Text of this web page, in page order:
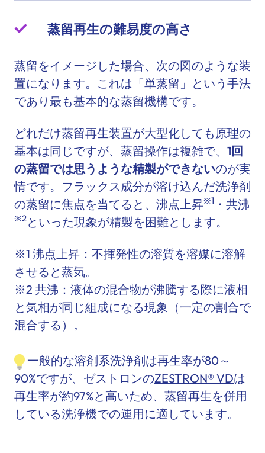
蒸留再生の難易度の高さ
蒸留をイメージした場合、次の図のような装
置になります。これは「単蒸留」という手法
であり最も基本的な蒸留機構です。
どれだけ蒸留再生装置が大型化しても原理の
基本は同じですが、蒸留操作は複雑で、 1回
の蒸留では思うような精製ができないのが実
情です。フラックス成分が溶け込んだ洗浄剤
の蒸留に焦点を当てると、沸点上昇※1 ・共沸
※2といった現象が精製を困難とします。
※1 沸点上昇：不揮発性の溶質を溶媒に溶解
させると蒸気。
※2 共沸：液体の混合物が沸騰する際に液相
と気相が同じ組成になる現象（一定の割合で
混合する）。
一般的な溶剤系洗浄剤は再生率が80～
90%ですが、 ゼストロンのZESTRON® VDは
再生率が約97%と高いため、蒸留再生を併用
している洗浄機での運用に適しています。